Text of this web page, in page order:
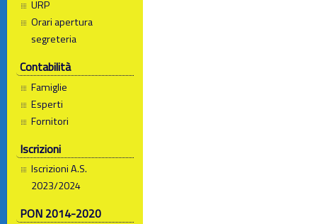
URP
Orari apertura
segreteria
Contabilità
Famiglie
Esperti
Fornitori
Iscrizioni
Iscrizioni A.S.
2023/2024
PON 2014-2020